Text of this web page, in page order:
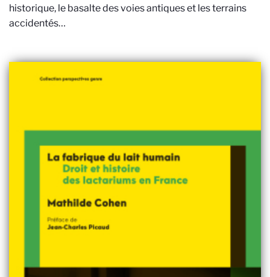
historique, le basalte des voies antiques et les terrains
accidentés…